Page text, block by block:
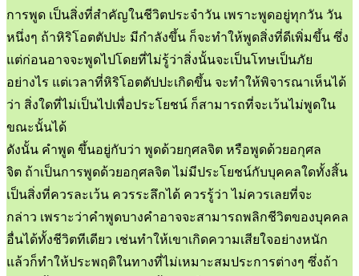
การพูด เป็นสิ่งที่สำคัญในชีวิตประจำวัน เพราะพูดอยู่ทุกวัน วัน
หนึ่งๆ ถ้าหิริโอตตัปปะ มีกำลังขึ้น ก็จะทำให้พูดสิ่งที่ดีเพิ่มขึ้น ซึ่ง
แต่ก่อนอาจจะพูดไปโดยที่ไม่รู้ว่าสิ่งนั้นจะเป็นโทษเป็นภัย
อย่างไร แต่เวลาที่หิริโอตตัปปะเกิดขึ้น จะทำให้พิจารณาเห็นได้
ว่า สิ่งใดที่ไม่เป็นไปเพื่อประโยชน์ ก็สามารถที่จะเว้นไม่พูดใน
ขณะนั้นได้
ดังนั้น คำพูด ขึ้นอยู่กับว่า พูดด้วยกุศลจิต หรือพูดด้วยอกุศล
จิต ถ้าเป็นการพูดด้วยอกุศลจิต ไม่มีประโยชน์กับบุคคลใดทั้งสิ้น
เป็นสิ่งที่ควรละเว้น ควรระลึกได้ ควรรู้ว่า ไม่ควรเลยที่จะ
กล่าว เพราะว่าคำพูดบางคำอาจจะสามารถพลิกชีวิตของบุคคล
อื่นได้ทั้งชีวิตทีเดียว เช่นทำให้เขาเกิดความเสียใจอย่างหนัก
แล้วก็ทำให้ประพฤติในทางที่ไม่เหมาะสมประการต่างๆ ซึ่งถ้า